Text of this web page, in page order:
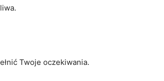
⁤Twoje ‌oczekiwania.